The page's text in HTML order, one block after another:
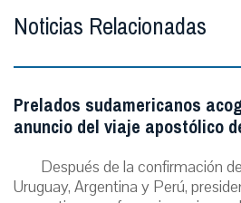
Noticias Relacionadas
Prelados sudamericanos
anuncio del viaje apostólico
Después de la confirmación
Uruguay, Argentina y Perú,